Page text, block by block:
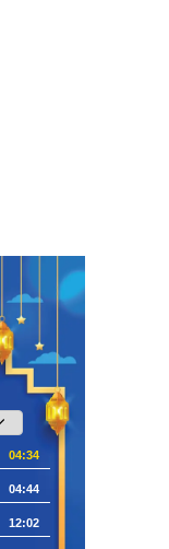
04:34
04:44
12:02